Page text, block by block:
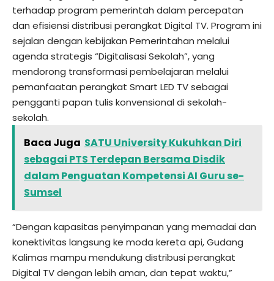
terhadap program pemerintah dalam percepatan
dan efisiensi distribusi perangkat Digital TV. Program ini
sejalan dengan kebijakan Pemerintahan melalui
agenda strategis “Digitalisasi Sekolah”, yang
mendorong transformasi pembelajaran melalui
pemanfaatan perangkat Smart LED TV sebagai
pengganti papan tulis konvensional di sekolah-
sekolah.
Baca Juga SATU University Kukuhkan Diri
sebagai PTS Terdepan Bersama Disdik
dalam Penguatan Kompetensi AI Guru se-
Sumsel
“Dengan kapasitas penyimpanan yang memadai dan
konektivitas langsung ke moda kereta api, Gudang
Kalimas mampu mendukung distribusi perangkat
Digital TV dengan lebih aman, dan tepat waktu,”